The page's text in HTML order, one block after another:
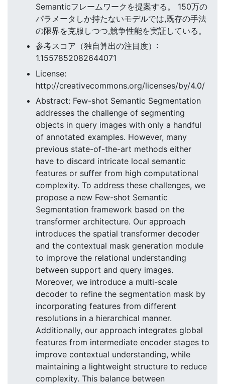
Semanticフレームワークを提案する。 150万の
パラメータしか持たないモデルでは,既存の手法
の限界を克服しつつ,競争性能を実証している。
参考スコア（独自算出の注目度）:
1.1557852082644071
License:
http://creativecommons.org/licenses/by/4.0/
Abstract: Few-shot Semantic Segmentation
addresses the challenge of segmenting
objects in query images with only a handful
of annotated examples. However, many
previous state-of-the-art methods either
have to discard intricate local semantic
features or suffer from high computational
complexity. To address these challenges, we
propose a new Few-shot Semantic
Segmentation framework based on the
transformer architecture. Our approach
introduces the spatial transformer decoder
and the contextual mask generation module
to improve the relational understanding
between support and query images.
Moreover, we introduce a multi-scale
decoder to refine the segmentation mask by
incorporating features from different
resolutions in a hierarchical manner.
Additionally, our approach integrates global
features from intermediate encoder stages to
improve contextual understanding, while
maintaining a lightweight structure to reduce
complexity. This balance between